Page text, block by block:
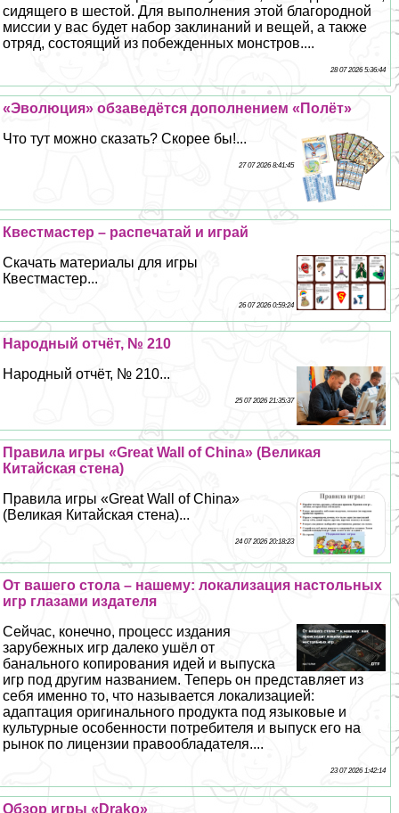
сидящего в шестой. Для выполнения этой благородной
миссии у вас будет набор заклинаний и вещей, а также
отряд, состоящий из побежденных монстров....
28 07 2026 5:36:44
«Эволюция» обзаведётся дополнением «Полёт»
Что тут можно сказать? Скорее бы!...
27 07 2026 8:41:45
Квестмастер – распечатай и играй
Скачать материалы для игры
Квестмастер...
26 07 2026 0:59:24
Народный отчёт, № 210
Народный отчёт, № 210...
25 07 2026 21:35:37
Правила игры «Great Wall of China» (Великая
Китайская стена)
Правила игры «Great Wall of China»
(Великая Китайская стена)...
24 07 2026 20:18:23
От вашего стола – нашему: локализация настольных
игр глазами издателя
Сейчас, конечно, процесс издания
зарубежных игр далеко ушёл от
бaнaльного копирования идей и выпуска
игр под другим названием. Теперь он представляет из
себя именно то, что называется локализацией:
адаптация оригинального продукта под языковые и
культурные особенности потребителя и выпуск его на
рынок по лицензии правообладателя....
23 07 2026 1:42:14
Обзор игры «Drako»